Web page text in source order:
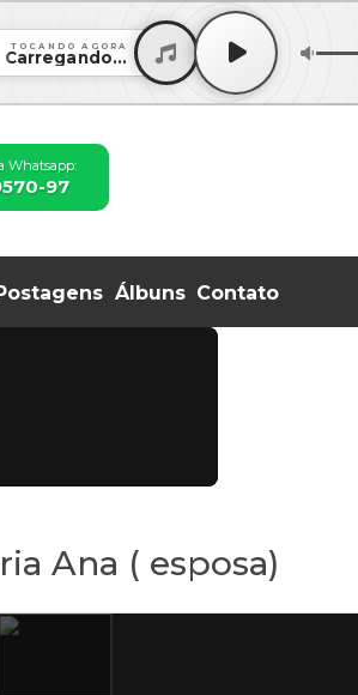
TOCANDO AGORA
Carregando...
Whatsapp:
97
Álbuns Contato
Ana ( esposa)